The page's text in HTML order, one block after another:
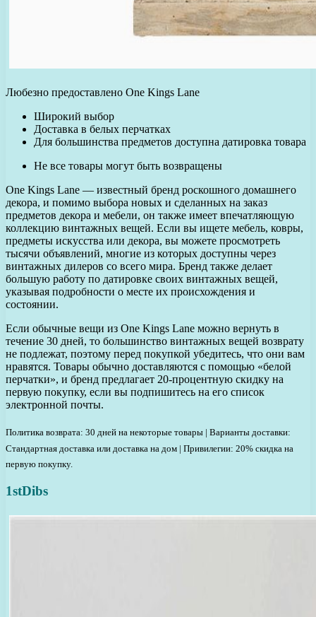
Любезно предоставлено One Kings Lane
Широкий выбор
Доставка в белых перчатках
Для большинства предметов доступна датировка товара
Не все товары могут быть возвращены
One Kings Lane — известный бренд роскошного домашнего
декора, и помимо выбора новых и сделанных на заказ
предметов декора и мебели, он также имеет впечатляющую
коллекцию винтажных вещей. Если вы ищете мебель, ковры,
предметы искусства или декора, вы можете просмотреть
тысячи объявлений, многие из которых доступны через
винтажных дилеров со всего мира. Бренд также делает
большую работу по датировке своих винтажных вещей,
указывая подробности о месте их происхождения и
состоянии.
Если обычные вещи из One Kings Lane можно вернуть в
течение 30 дней, то большинство винтажных вещей возврату
не подлежат, поэтому перед покупкой убедитесь, что они вам
нравятся. Товары обычно доставляются с помощью «белой
перчатки», и бренд предлагает 20-процентную скидку на
первую покупку, если вы подпишитесь на его список
электронной почты.
Политика возврата: 30 дней на некоторые товары | Варианты доставки:
Стандартная доставка или доставка на дом | Привилегии: 20% скидка на
первую покупку.
1stDibs